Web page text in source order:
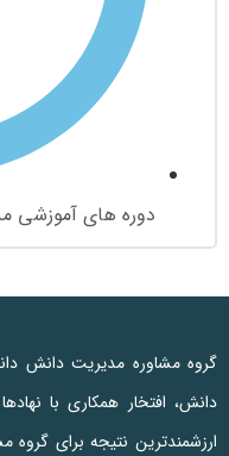
دوره های آموزشی
گروه مشاوره مدیریت دانش
دانش، افتخار همکاری با
ارزشمندترین نتیجه برای گروه